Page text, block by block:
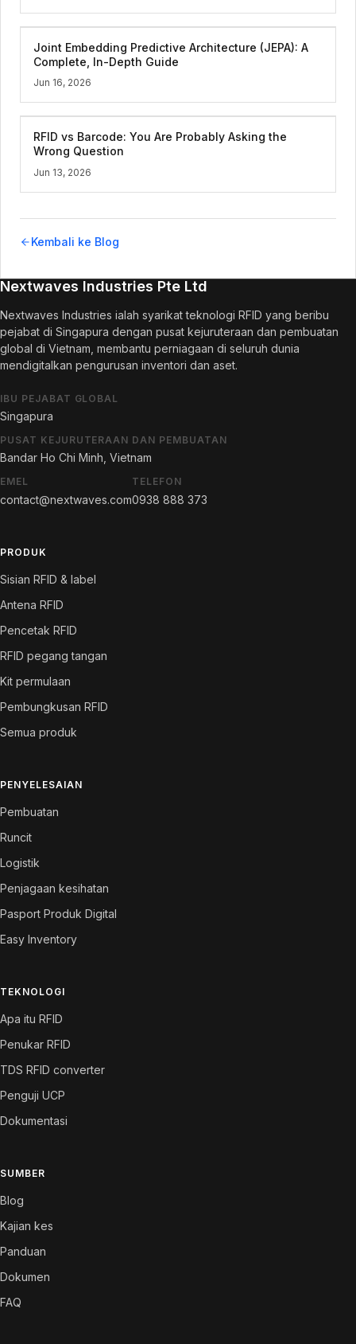
Joint Embedding Predictive Architecture (JEPA): A
Complete, In-Depth Guide
Jun 16, 2026
RFID vs Barcode: You Are Probably Asking the
Wrong Question
Jun 13, 2026
Kembali ke Blog
Nextwaves Industries Pte Ltd
Nextwaves Industries ialah syarikat teknologi RFID yang beribu
pejabat di Singapura dengan pusat kejuruteraan dan pembuatan
global di Vietnam, membantu perniagaan di seluruh dunia
mendigitalkan pengurusan inventori dan aset.
IBU PEJABAT GLOBAL
Singapura
PUSAT KEJURUTERAAN DAN PEMBUATAN
Bandar Ho Chi Minh, Vietnam
EMEL
contact@nextwaves.com
TELEFON
0938 888 373
PRODUK
Sisian RFID & label
Antena RFID
Pencetak RFID
RFID pegang tangan
Kit permulaan
Pembungkusan RFID
Semua produk
PENYELESAIAN
Pembuatan
Runcit
Logistik
Penjagaan kesihatan
Pasport Produk Digital
Easy Inventory
TEKNOLOGI
Apa itu RFID
Penukar RFID
TDS RFID converter
Penguji UCP
Dokumentasi
SUMBER
Blog
Kajian kes
Panduan
Dokumen
FAQ